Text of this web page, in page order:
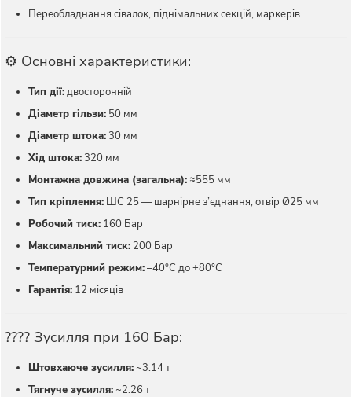
Переобладнання сівалок, піднімальних секцій, маркерів
⚙️ Основні характеристики:
Тип дії:двосторонній
Діаметр гільзи: 50 мм
Діаметр штока:30 мм
Хід штока:320 мм
Монтажна довжина (загальна): ≈555 мм
Тип кріплення: ШС 25 — шарнірне з’єднання, отвір Ø25 мм
Робочий тиск: 160 Бар
Максимальний тиск: 200 Бар
Температурний режим:–40°C до +80°C
Гарантія: 12 місяців
???? Зусилля при 160 Бар:
Штовхаюче зусилля: ~3.14 т
Тягнуче зусилля: ~2.26 т